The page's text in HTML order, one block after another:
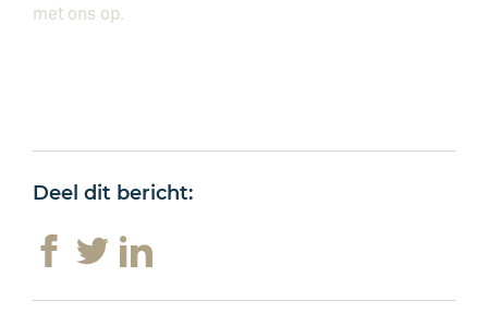
met ons op.
Deel dit bericht: